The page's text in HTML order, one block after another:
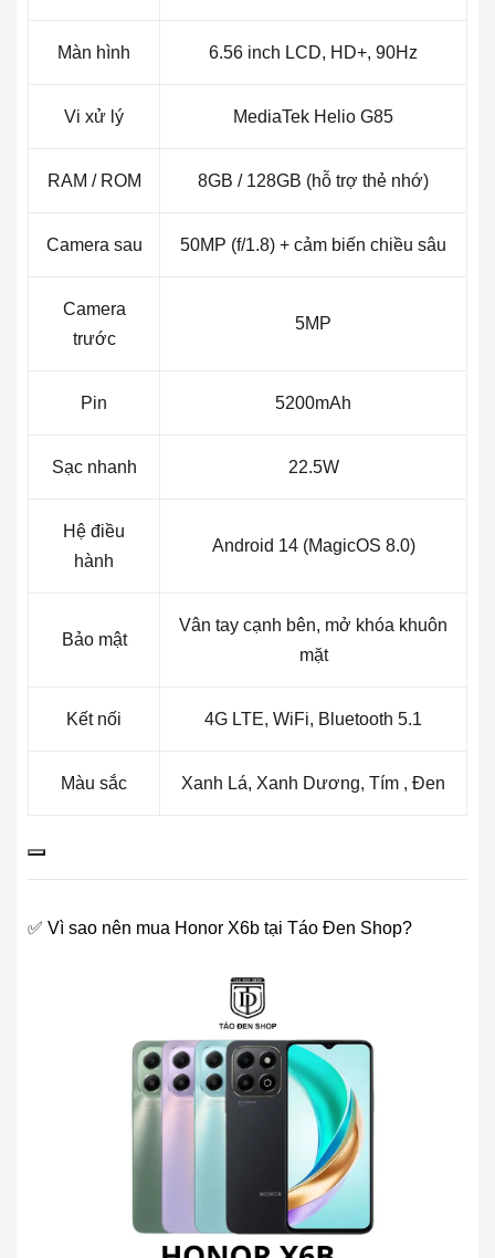
Màn hình 6.56 inch LCD, HD+, 90Hz
Vi xử lý MediaTek Helio G85
RAM / ROM 8GB / 128GB (hỗ trợ thẻ nhớ)
Camera sau 50MP (f/1.8) + cảm biến chiều sâu
Camera
trước
5MP
Pin 5200mAh
Sạc nhanh 22.5W
Hệ điều
hành
Android 14 (MagicOS 8.0)
Bảo mật
Vân tay cạnh bên, mở khóa khuôn
mặt
Kết nối 4G LTE, WiFi, Bluetooth 5.1
Màu sắc Xanh Lá, Xanh Dương, Tím , Đen
✅ Vì sao nên mua Honor X6b tại Táo Đen Shop?